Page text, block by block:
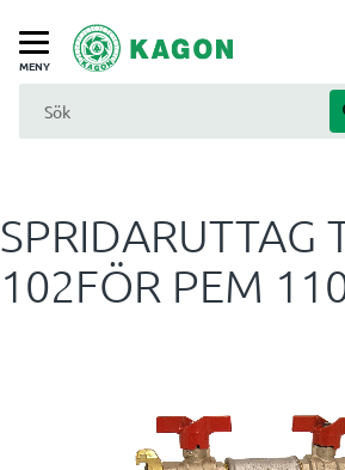
Meny
SPRIDARUTTAG
102FÖR PEM